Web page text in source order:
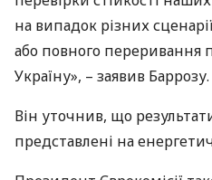
на випадок різних
або повного переривання
Україну», – заявив Баррозу.
Він уточнив, що
представлені на